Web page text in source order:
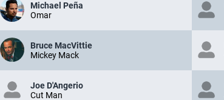
Michael Peña
Omar
Bruce MacVittie
Mickey Mack
Joe D'Angerio
Cut Man